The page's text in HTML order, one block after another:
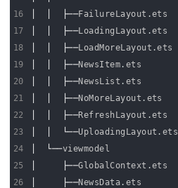
16
17
18
19
20
21
22
23
24
25
26
├──FailureLayout .ets
├──LoadingLayout .ets
├──LoadMoreLayout .ets
├──NewsItem . ets
├──NewsList . ets
├──NoMoreLayout . ets
├──RefreshLayout .ets
└──UploadingLayout . ets
└──viewmodel
├──GlobalContext .ets
├──NewsData . ets